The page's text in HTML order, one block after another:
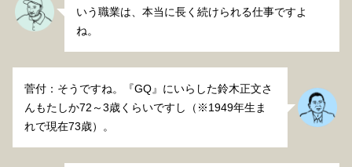
いう職業は、本当に長く続けられる仕事ですよ
ね。
菅付：そうですね。『GQ』にいらした鈴木正文さ
んもたしか72～3歳くらいですし（※1949年生ま
れで現在73歳）。